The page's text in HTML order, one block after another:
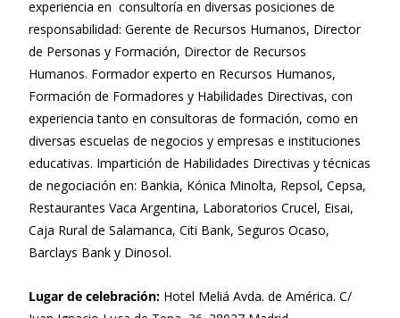
experiencia en consultoría en diversas posiciones de
responsabilidad: Gerente de Recursos Humanos, Director
de Personas y Formación, Director de Recursos
Humanos. Formador experto en Recursos Humanos,
Formación de Formadores y Habilidades Directivas, con
experiencia tanto en consultoras de formación, como en
diversas escuelas de negocios y empresas e instituciones
educativas. Impartición de Habilidades Directivas y técnicas
de negociación en: Bankia, Kónica Minolta, Repsol, Cepsa,
Restaurantes Vaca Argentina, Laboratorios Crucel, Eisai,
Caja Rural de Salamanca, Citi Bank, Seguros Ocaso,
Barclays Bank y Dinosol.
Lugar de celebración: Hotel Meliá Avda. de América. C/